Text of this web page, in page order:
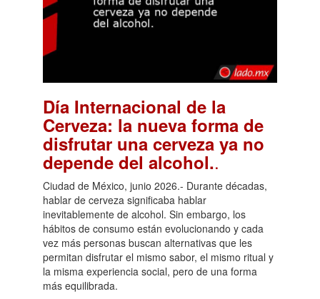
Día Internacional de la
Cerveza: la nueva forma de
disfrutar una cerveza ya no
depende del alcohol..
Ciudad de México, junio 2026.- Durante décadas,
hablar de cerveza significaba hablar
inevitablemente de alcohol. Sin embargo, los
hábitos de consumo están evolucionando y cada
vez más personas buscan alternativas que les
permitan disfrutar el mismo sabor, el mismo ritual y
la misma experiencia social, pero de una forma
más equilibrada.